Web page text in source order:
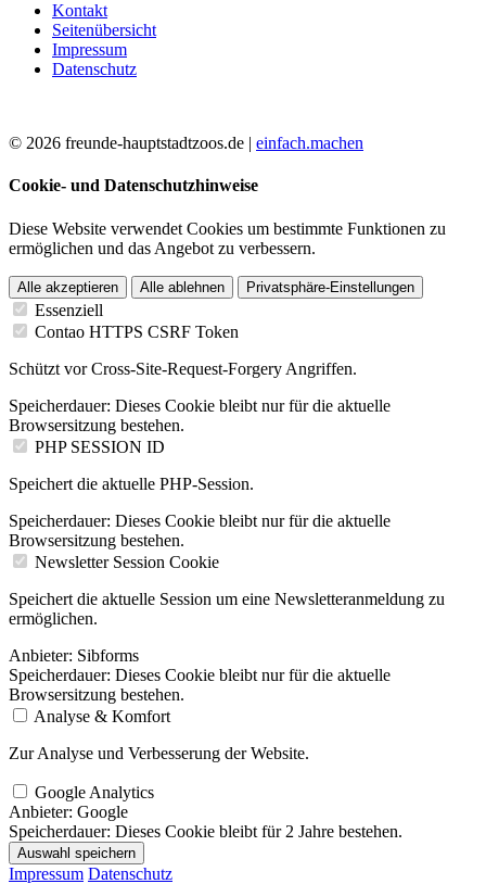
Kontakt
Seitenübersicht
Impressum
Datenschutz
© 2026 freunde-hauptstadtzoos.de | einfach.machen
Cookie- und Datenschutzhinweise
Diese Website verwendet Cookies um bestimmte Funktionen zu
ermöglichen und das Angebot zu verbessern.
Alle akzeptieren Alle ablehnen Privatsphäre-Einstellungen
Essenziell
Contao HTTPS CSRF Token
Schützt vor Cross-Site-Request-Forgery Angriffen.
Speicherdauer: Dieses Cookie bleibt nur für die aktuelle
Browsersitzung bestehen.
PHP SESSION ID
Speichert die aktuelle PHP-Session.
Speicherdauer: Dieses Cookie bleibt nur für die aktuelle
Browsersitzung bestehen.
Newsletter Session Cookie
Speichert die aktuelle Session um eine Newsletteranmeldung zu
ermöglichen.
Anbieter: Sibforms
Speicherdauer: Dieses Cookie bleibt nur für die aktuelle
Browsersitzung bestehen.
Analyse & Komfort
Zur Analyse und Verbesserung der Website.
Google Analytics
Anbieter: Google
Speicherdauer: Dieses Cookie bleibt für 2 Jahre bestehen.
Auswahl speichern
Impressum Datenschutz